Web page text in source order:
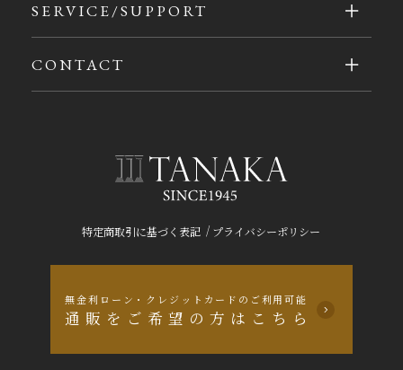
特定商取引に基づく表記 / プライバシーポリシー
無金利ローン・クレジットカードのご利用可能
通販をご希望の方はこちら
SERVICE/SUPPORT
CONTACT